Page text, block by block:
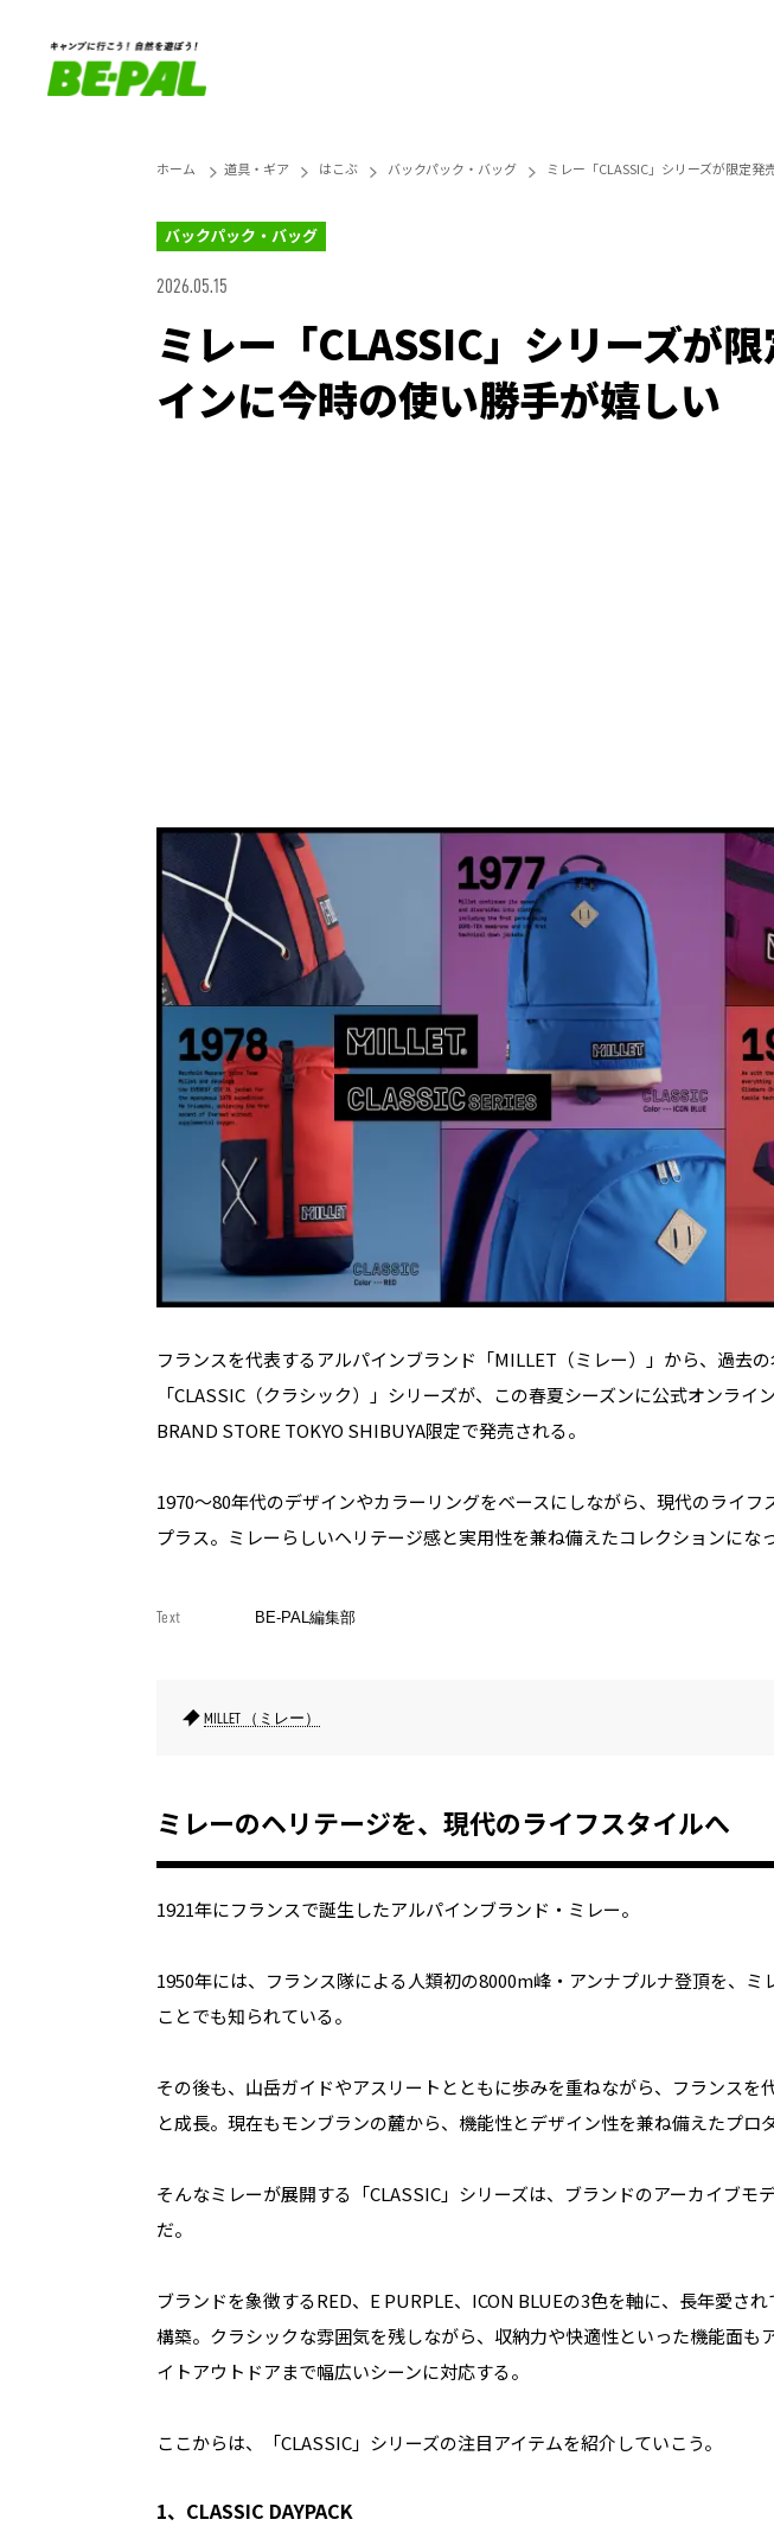
ホーム 道具・ギア はこぶ バックパック・バッグ ミレー「CLASSIC」シリーズが限定
バックパック・バッグ
2026.05.15
ミレー「CLASSIC」シリーズが
インに今時の使い勝手が嬉しい
フランスを代表するアルパインブランド「MILLET（ミレー）」から、過去
「CLASSIC（クラシック）」シリーズが、この春夏シーズンに公式オンライ
BRAND STORE TOKYO SHIBUYA限定で発売される。
1970〜80年代のデザインやカラーリングをベースにしながら、現代のライフ
プラス。ミレーらしいヘリテージ感と実用性を兼ね備えたコレクションになっ
Text BE-PAL編集部
MILLET （ミレー）
ミレーのヘリテージを、現代のライフスタイルへ
1921年にフランスで誕生したアルパインブランド・ミレー。
1950年には、フランス隊による人類初の8000m峰・アンナプルナ登頂を、ミ
ことでも知られている。
その後も、山岳ガイドやアスリートとともに歩みを重ねながら、フランスを
と成長。現在もモンブランの麓から、機能性とデザイン性を兼ね備えたプロ
そんなミレーが展開する「CLASSIC」シリーズは、ブランドのアーカイブモ
だ。
ブランドを象徴するRED、E PURPLE、ICON BLUEの3色を軸に、長年愛さ
構築。クラシックな雰囲気を残しながら、収納力や快適性といった機能面も
イトアウトドアまで幅広いシーンに対応する。
ここからは、「CLASSIC」シリーズの注目アイテムを紹介していこう。
1、CLASSIC DAYPACK